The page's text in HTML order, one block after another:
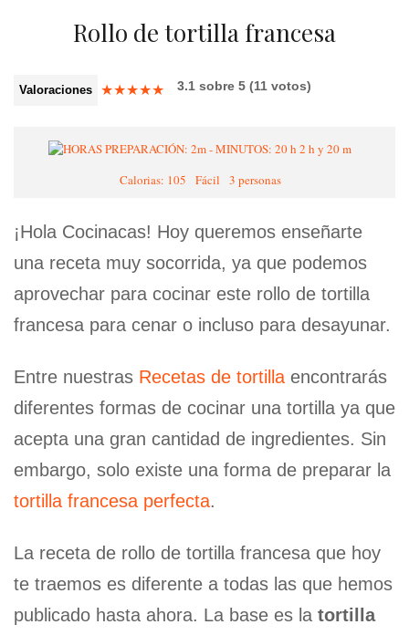
Rollo de tortilla francesa
Valoraciones ★★★★★ 3.1 sobre 5 (11 votos)
2 h y 20 m
Calorias: 105
Fácil 3 personas
¡Hola Cocinacas! Hoy queremos enseñarte
una receta muy socorrida, ya que podemos
aprovechar para cocinar este rollo de tortilla
francesa para cenar o incluso para desayunar.
Entre nuestras Recetas de tortilla encontrarás
diferentes formas de cocinar una tortilla ya que
acepta una gran cantidad de ingredientes. Sin
embargo, solo existe una forma de preparar la
tortilla francesa perfecta.
La receta de rollo de tortilla francesa que hoy
te traemos es diferente a todas las que hemos
publicado hasta ahora. La base es la tortilla